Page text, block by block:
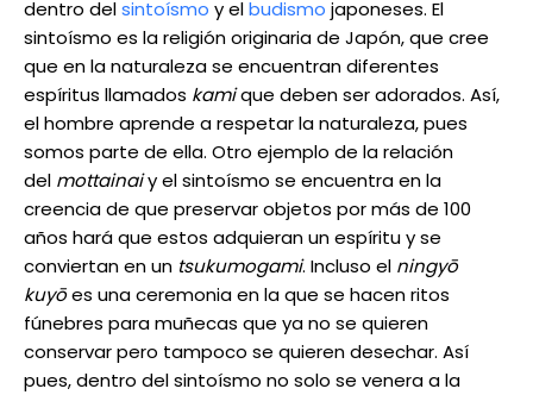
dentro delsintoísmo y elbudismo japoneses. El
sintoísmo es la religión originaria de Japón, que cree
que en la naturaleza se encuentran diferentes
espíritus llamados kamique deben ser adorados. Así,
el hombre aprende a respetar la naturaleza, pues
somos parte de ella. Otro ejemplo de la relación
del mottainaiy el sintoísmo se encuentra en la
creencia de que preservar objetos por más de 100
años hará que estos adquieran un espíritu y se
conviertan en un tsukumogami. Incluso el ningyō
kuyōes una ceremonia en la que se hacen ritos
fúnebres para muñecas que ya no se quieren
conservar pero tampoco se quieren desechar. Así
pues, dentro del sintoísmo no solo se venera a la